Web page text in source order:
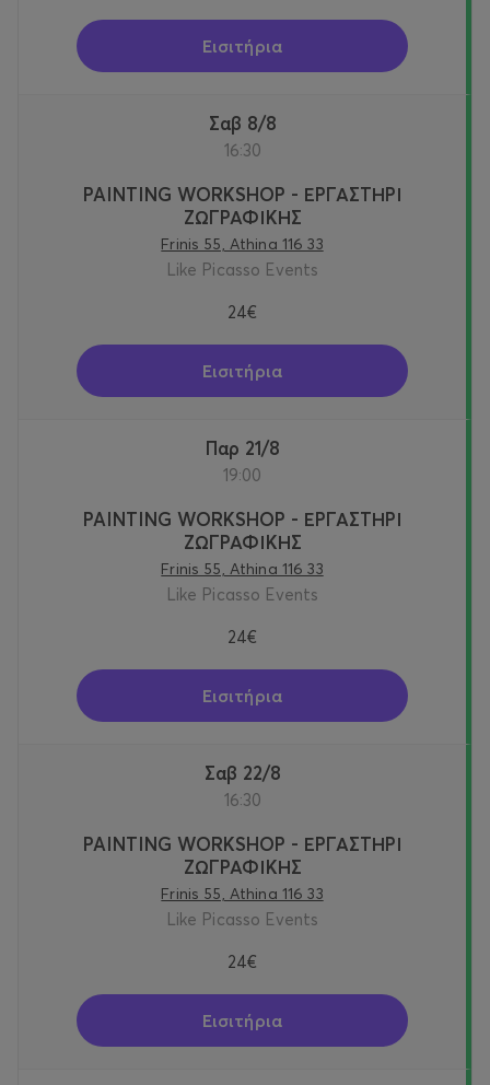
Εισιτήρια
Σαβ 8/8
16:30
PAINTING WORKSHOP - ΕΡΓΑΣΤΗΡΙ
ΖΩΓΡΑΦΙΚΗΣ
Frinis 55, Athina 116 33
Like Picasso Events
24€
Εισιτήρια
Παρ 21/8
19:00
PAINTING WORKSHOP - ΕΡΓΑΣΤΗΡΙ
ΖΩΓΡΑΦΙΚΗΣ
Frinis 55, Athina 116 33
Like Picasso Events
24€
Εισιτήρια
Σαβ 22/8
16:30
PAINTING WORKSHOP - ΕΡΓΑΣΤΗΡΙ
ΖΩΓΡΑΦΙΚΗΣ
Frinis 55, Athina 116 33
Like Picasso Events
24€
Εισιτήρια